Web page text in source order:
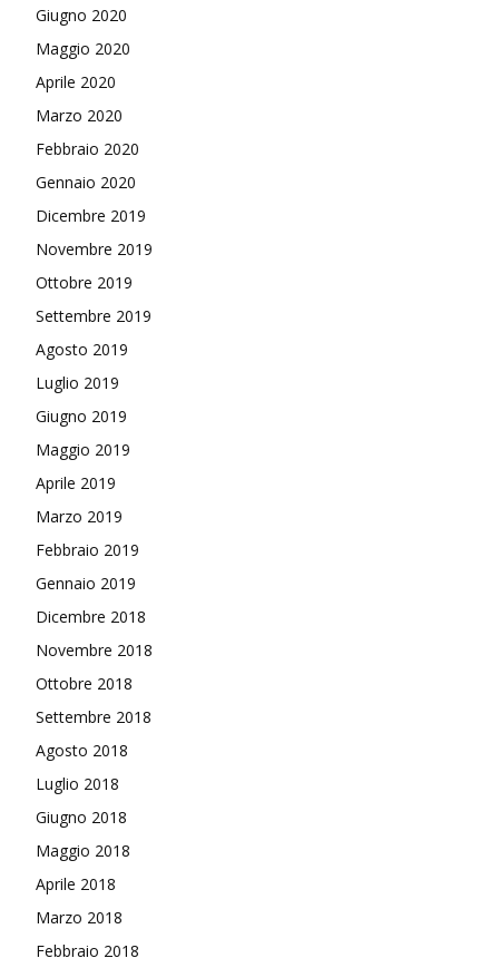
Giugno 2020
Maggio 2020
Aprile 2020
Marzo 2020
Febbraio 2020
Gennaio 2020
Dicembre 2019
Novembre 2019
Ottobre 2019
Settembre 2019
Agosto 2019
Luglio 2019
Giugno 2019
Maggio 2019
Aprile 2019
Marzo 2019
Febbraio 2019
Gennaio 2019
Dicembre 2018
Novembre 2018
Ottobre 2018
Settembre 2018
Agosto 2018
Luglio 2018
Giugno 2018
Maggio 2018
Aprile 2018
Marzo 2018
Febbraio 2018